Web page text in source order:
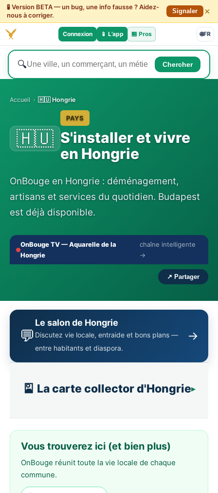
🧪 Version BETA — un bug, une info fausse ? Aidez-
nous à corriger.
Signaler ×
Connexion 📱 L’app 🏪 Pros 🌐FR
🔍 Chercher
Accueil › 🇭🇺 Hongrie
🇭🇺
PAYS
S'installer et vivre
en Hongrie
OnBouge en Hongrie : déménagement,
artisans et services du quotidien. Budapest
est déjà disponible.
OnBouge TV — Aquarelle de la
Hongrie
chaîne intelligente
→
‹
›
↗ Partager
💬
Le salon de Hongrie
Discutez vie locale, entraide et bons plans —
entre habitants et diaspora.
→
🎴 La carte collector d'Hongrie
Vous trouverez ici (et bien plus)
OnBouge réunit toute la vie locale de chaque
commune.